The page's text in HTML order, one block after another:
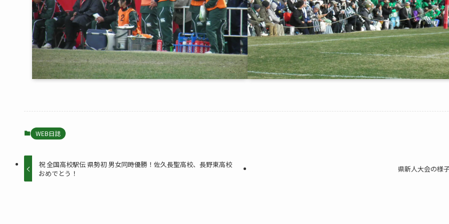
WEB日誌
祝 全国高校駅伝 県勢初 男女同時優勝！佐久長聖高校、長野東高校
おめでとう！
県新人大会の様